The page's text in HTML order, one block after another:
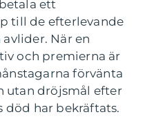
ett
till de efterlevande
När en
och premierna är
förvänta
utan dröjsmål efter
död har bekräftats.